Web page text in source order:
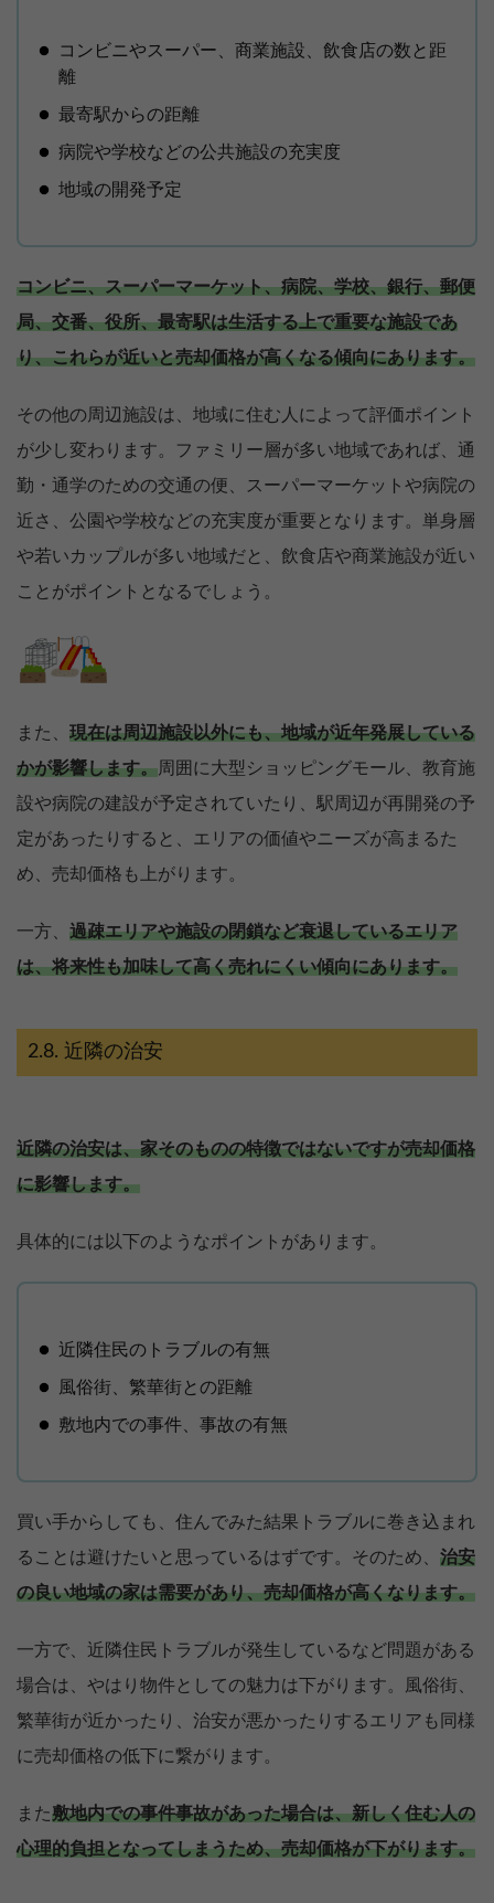
コンビニやスーパー、商業施設、飲食店の数と距
離
最寄駅からの距離
病院や学校などの公共施設の充実度
地域の開発予定
コンビニ、スーパーマーケット、病院、学校、銀行、郵便
局、交番、役所、最寄駅は生活する上で重要な施設であ
り、これらが近いと売却価格が高くなる傾向にあります。
その他の周辺施設は、地域に住む人によって評価ポイント
が少し変わります。ファミリー層が多い地域であれば、通
勤・通学のための交通の便、スーパーマーケットや病院の
近さ、公園や学校などの充実度が重要となります。単身層
や若いカップルが多い地域だと、飲食店や商業施設が近い
ことがポイントとなるでしょう。
また、 現在は周辺施設以外にも、地域が近年発展している
かが影響します。周囲に大型ショッピングモール、教育施
設や病院の建設が予定されていたり、駅周辺が再開発の予
定があったりすると、エリアの価値やニーズが高まるた
め、売却価格も上がります。
一方、 過疎エリアや施設の閉鎖など衰退しているエリア
は、将来性も加味して高く売れにくい傾向にあります。
近隣の治安
近隣の治安は、家そのものの特徴ではないですが売却価格
に影響します。
具体的には以下のようなポイントがあります。
近隣住民のトラブルの有無
風俗街、繁華街との距離
敷地内での事件、事故の有無
買い手からしても、住んでみた結果トラブルに巻き込まれ
ることは避けたいと思っているはずです。そのため、 治安
の良い地域の家は需要があり、売却価格が高くなります。
一方で、近隣住民トラブルが発生しているなど問題がある
場合は、やはり物件としての魅力は下がります。風俗街、
繁華街が近かったり、治安が悪かったりするエリアも同様
に売却価格の低下に繋がります。
また敷地内での事件事故があった場合は、新しく住む人の
心理的負担となってしまうため、売却価格が下がります。